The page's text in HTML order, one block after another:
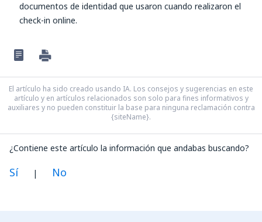
documentos de identidad que usaron cuando realizaron el
check-in online.
El artículo ha sido creado usando IA. Los consejos y sugerencias en este
artículo y en artículos relacionados son solo para fines informativos y
auxiliares y no pueden constituir la base para ninguna reclamación contra
{siteName}.
¿Contiene este artículo la información que andabas buscando?
Sí | No